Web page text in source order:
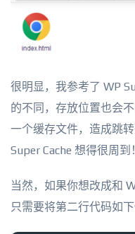
很明显，我参考了 WP
的不同，存放位置也会
一个缓存文件，造成跳
Super Cache 想得很周到
当然，如果你想改成和
只需要将第二行代码如下